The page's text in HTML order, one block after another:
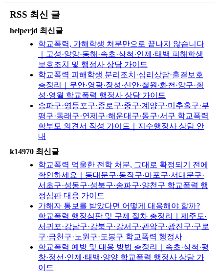
RSS 최신 글
helperjd 최신글
학교폭력, 가해학생 처분만으로 끝나지 않습니다
｜고성·양양·동해·속초·삼척·인제·태백 피해학생
보호조치 및 행정사 상담 가이드
학교폭력 피해학생 분리조치·심리상담·출결보호
총정리｜무안·영광·장성·신안·철원·화천·양구·횡
성·영월 학교폭력 행정사 상담 가이드
송파구·영등포구·종로구·중구·계양구·미추홀구·부
평구·동래구·연제구·해운대구·동구·서구 학교폭력
학부모 의견서 작성 가이드｜지수행정사 상담 안
내
k14970 최신글
학교폭력 억울한 전학 처분, 그대로 확정되기 전에
확인하세요｜동대문구·동작구·마포구·서대문구·
서초구·성동구·성북구·송파구·양천구 학교폭력 행
정심판 대응 가이드
가해자 통보를 받았다면 어떻게 대응해야 할까?
학교폭력 행정심판 및 구제 절차 총정리｜제주도·
서귀포·강남구·강북구·강서구·관악구·광진구·구로
구·금천구·노원구·도봉구 학교폭력 행정사
학교폭력 예방 및 대응 방법 총정리｜속초·삼척·평
창·정선·인제·태백·양양 학교폭력 행정사 상담 가
이드